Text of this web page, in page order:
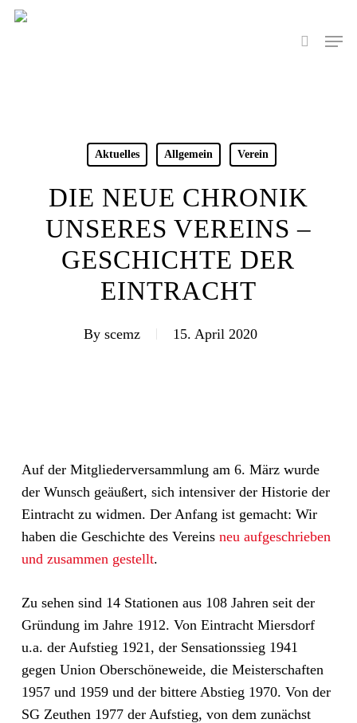
Skip
search
Menu
Aktuelles Allgemein Verein
DIE NEUE CHRONIK
UNSERES VEREINS –
GESCHICHTE DER
EINTRACHT
By scemz 15. April 2020
Auf der Mitgliederversammlung am 6. März wurde
der Wunsch geäußert, sich intensiver der Historie der
Eintracht zu widmen. Der Anfang ist gemacht: Wir
haben die Geschichte des Vereins neu aufgeschrieben
und zusammen gestellt.
Zu sehen sind 14 Stationen aus 108 Jahren seit der
Gründung im Jahre 1912. Von Eintracht Miersdorf
u.a. der Aufstieg 1921, der Sensationssieg 1941
gegen Union Oberschöneweide, die Meisterschaften
1957 und 1959 und der bittere Abstieg 1970. Von der
SG Zeuthen 1977 der Aufstieg, von dem zunächst